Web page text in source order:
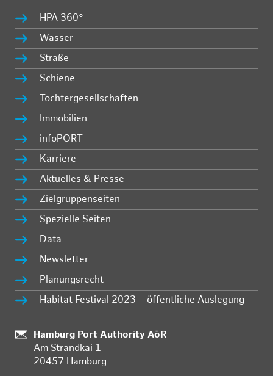
HPA 360°
Wasser
Straße
Schiene
Tochtergesellschaften
Immobilien
infoPORT
Karriere
Aktuelles & Presse
Zielgruppenseiten
Spezielle Seiten
Data
Newsletter
Planungsrecht
Habitat Festival 2023 – öffentliche Auslegung
Standort:
Hamburg Port Authority AöR
Am Strandkai 1
20457 Hamburg